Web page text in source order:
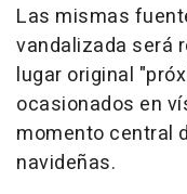
Las mismas
vandalizada será
lugar original
ocasionados en
momento central
navideñas.